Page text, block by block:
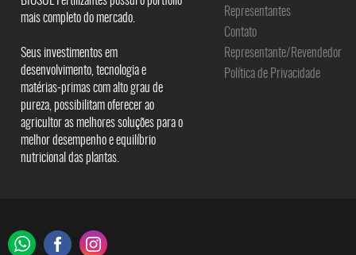
mais completo do mercado.
Seus investimentos em
desenvolvimento, tecnologia e
matérias-primas com alto grau de
pureza, possibilitam oferecer ao
agricultor as melhores soluções para o
melhor desempenho e equilíbrio
nutricional das plantas.
Representantes
Contato
Representante/Revendedor
Política de Privacidade